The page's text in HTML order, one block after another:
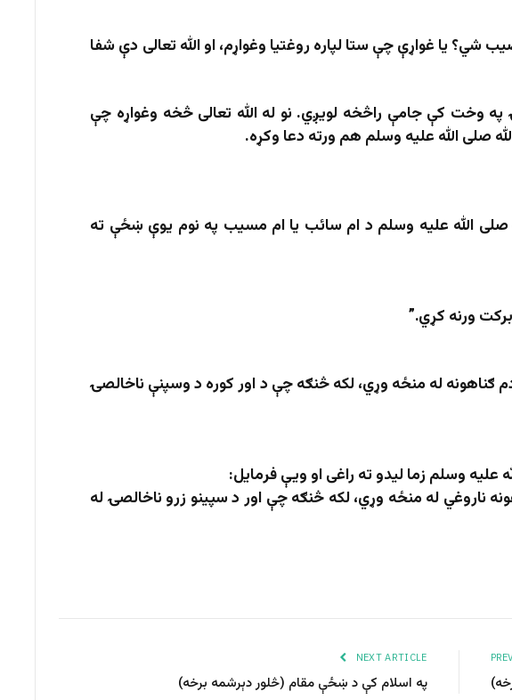
شي؟ یا غواړې چې ستا لپاره روغتیا وغواړم، او الله تعالی دې شفا
په وخت کې جامې راڅخه لویږي. نو له الله تعالی څخه وغواړه چې
صلی الله علیه وسلم هم ورته دعا وکړه.
صلی الله علیه وسلم د ام سائب یا ام مسیب په نوم یوې ښځې ته
ورنه کړي.”
ګناهونه له منځه وړي، لکه څنګه چې د اور کوره د وسپنې ناخالصۍ
علیه وسلم زما لیدو ته راغی او ویې فرمایل:
ناروغي له منځه وړي، لکه څنګه چې اور د سپینو زرو ناخالصۍ له
NEXT ARTICLE
په اسلام کې د ښځې مقام (څلور دېرشمه برخه)